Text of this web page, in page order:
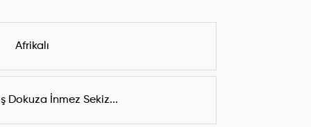
Afrikalı
Dokuza İnmez Sekiz...